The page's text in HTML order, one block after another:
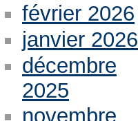
février 2026
janvier 2026
décembre
2025
novembre